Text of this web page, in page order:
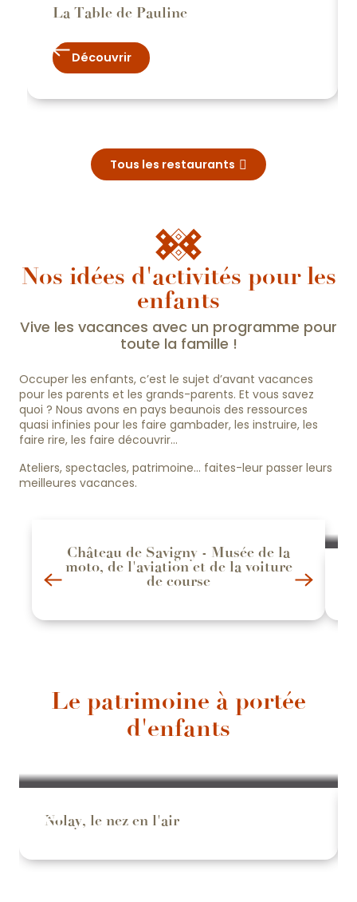
La Table de Pauline
Découvrir
Tous les restaurants
Nos idées d'activités pour les
enfants
Vive les vacances avec un programme pour
toute la famille !
Occuper les enfants, c’est le sujet d’avant vacances
pour les parents et les grands-parents. Et vous savez
quoi ? Nous avons en pays beaunois des ressources
quasi infinies pour les faire gambader, les instruire, les
faire rire, les faire découvrir…
Ateliers, spectacles, patrimoine… faites-leur passer leurs
meilleures vacances.
Château de Savigny - Musée de la
moto, de l'aviation et de la voiture
de course
Le patrimoine à portée
d'enfants
Nolay, le nez en l'air